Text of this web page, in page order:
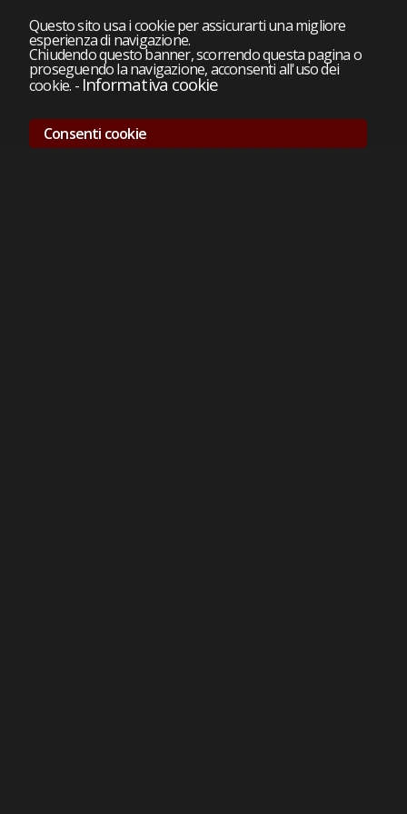
Questo sito usa i cookie per assicurarti una migliore
esperienza di navigazione.
Chiudendo questo banner, scorrendo questa pagina o
proseguendo la navigazione, acconsenti all'uso dei
cookie. - Informativa cookie
Consenti cookie